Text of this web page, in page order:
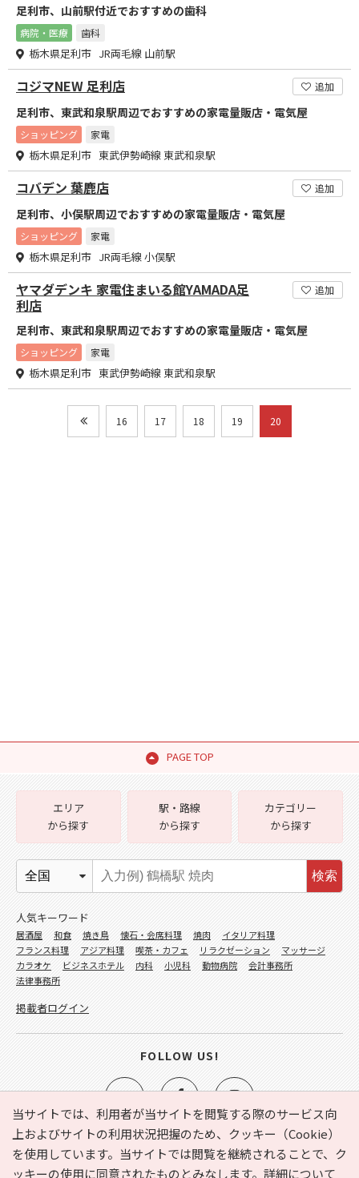
足利市、山前駅付近でおすすめの歯科
病院・医療 歯科
栃木県足利市 JR両毛線 山前駅
コジマNEW 足利店 追加
足利市、東武和泉駅周辺でおすすめの家電量販店・電気屋
ショッピング 家電
栃木県足利市 東武伊勢崎線 東武和泉駅
コバデン 葉鹿店 追加
足利市、小俣駅周辺でおすすめの家電量販店・電気屋
ショッピング 家電
栃木県足利市 JR両毛線 小俣駅
ヤマダデンキ 家電住まいる館YAMADA足
利店
追加
足利市、東武和泉駅周辺でおすすめの家電量販店・電気屋
ショッピング 家電
栃木県足利市 東武伊勢崎線 東武和泉駅
16 17 18 19 20
PAGE TOP
当サイトでは、利用者が当サイトを閲覧する際のサービス向
上およびサイトの利用状況把握のため、クッキー（Cookie）
を使用しています。当サイトでは閲覧を継続されることで、ク
ッキーの使用に同意されたものとみなします。詳細について
e-NAVITA（イーナビタ）とは？ お気に入り
ヘルプ
エリア
から探す
駅・路線
から探す
カテゴリー
から探す
検索
人気キーワード
居酒屋 和食 焼き鳥 懐石・会席料理 焼肉
イタリア料理
フランス料理
アジア料理 喫茶・カフェ リラクゼーション
マッサージ
カラオケ
ビジネスホテル 内科 小児科 動物病院
会計事務所
法律事務所
掲載者ログイン
FOLLOW US!